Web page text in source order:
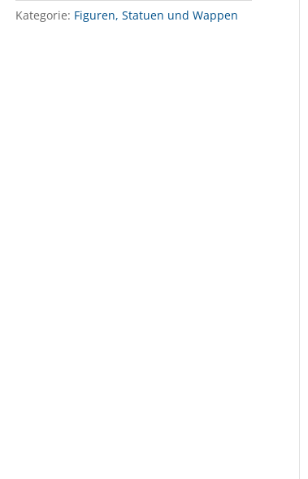
Kategorie: Figuren, Statuen und Wappen